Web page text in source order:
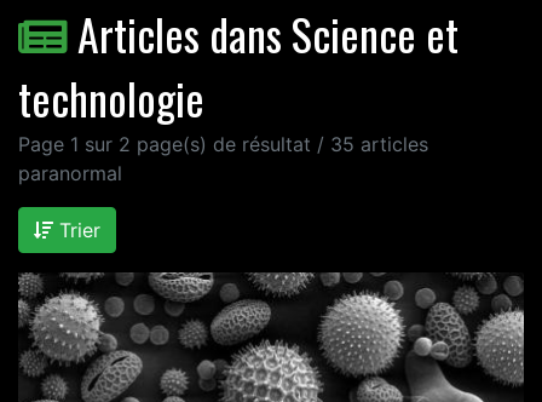
Articles dans Science et
technologie
Page 1 sur 2 page(s) de résultat / 35 articles
paranormal
Trier